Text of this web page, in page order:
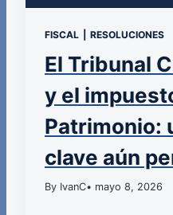
FISCAL RESOLUCIONES
El Tribunal
y el
Patrimonio:
clave aún
By IvanC• mayo 8, 2026